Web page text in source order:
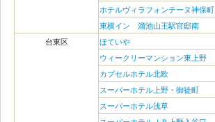
ホテルヴィラフォンテーヌ神保町
東横イン 溜池山王駅官邸南
台東区
ほていや
ウィークリーマンション東上野
カプセルホテル北欧
スーパーホテル上野・御徒町
スーパーホテル浅草